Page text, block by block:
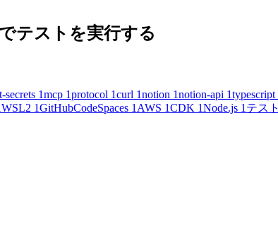
テストを実行する
secrets 1mcp 1protocol 1curl 1notion 1notion-api 1typescript
WSL2 1GitHubCodeSpaces 1 AWS 1CDK 1Node.js 1 テスト